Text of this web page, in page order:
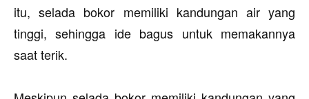
itu, selada bokor memiliki kandungan air yang
tinggi, sehingga ide bagus untuk memakannya
saat terik.